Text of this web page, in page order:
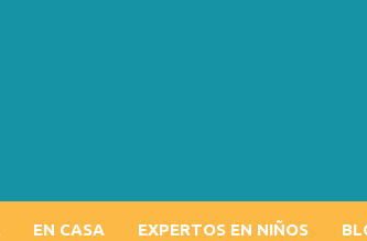
EN CASA EXPERTOS EN NIÑOS